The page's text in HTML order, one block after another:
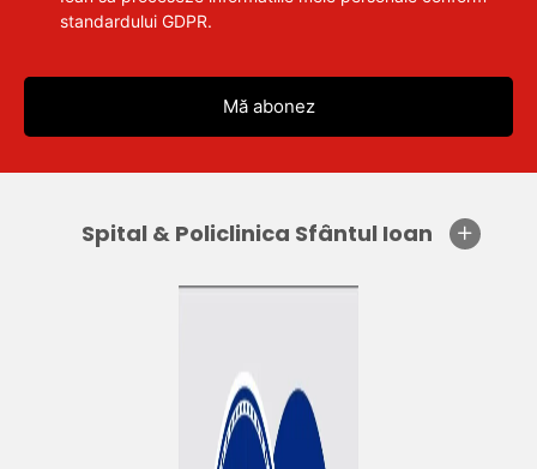
standardului GDPR.
Spital & Policlinica Sfântul Ioan